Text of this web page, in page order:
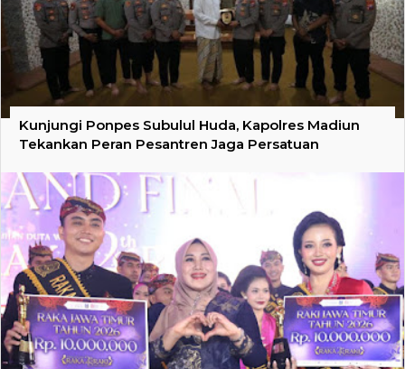
Kunjungi Ponpes Subulul Huda, Kapolres Madiun
Tekankan Peran Pesantren Jaga Persatuan